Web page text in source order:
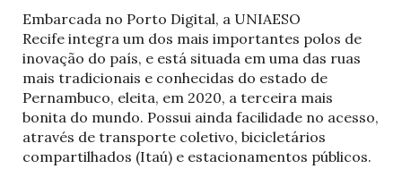
Embarcada no Porto Digital, a UNIAESO
Recife integra um dos mais importantes polos de
inovação do país, e está situada em uma das ruas
mais tradicionais e conhecidas do estado de
Pernambuco, eleita, em 2020, a terceira mais
bonita do mundo. Possui ainda facilidade no acesso,
através de transporte coletivo, bicicletários
compartilhados (Itaú) e estacionamentos públicos.